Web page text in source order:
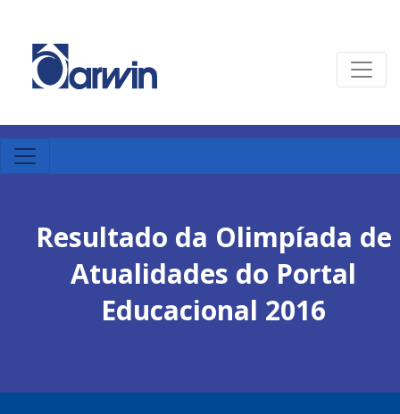
Resultado da Olimpíada de
Atualidades do Portal
Educacional 2016